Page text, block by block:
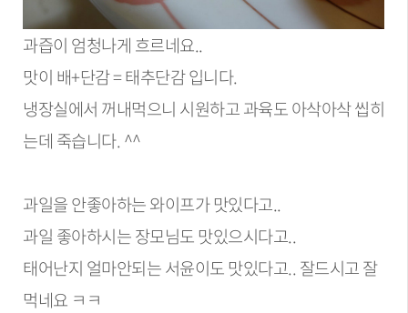
과즙이 엄청나게 흐르네요..
맛이 배+단감 = 태추단감 입니다.
냉장실에서 꺼내먹으니 시원하고 과육도 아삭아삭 씹히
는데 죽습니다. ^^
과일을 안좋아하는 와이프가 맛있다고..
과일 좋아하시는 장모님도 맛있으시다고..
태어난지 얼마안되는 서윤이도 맛있다고.. 잘드시고 잘
먹네요 ㅋㅋ